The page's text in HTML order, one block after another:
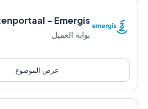
- Emergis
بوابة العميل
عرض الموضوع